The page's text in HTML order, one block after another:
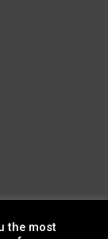
the most